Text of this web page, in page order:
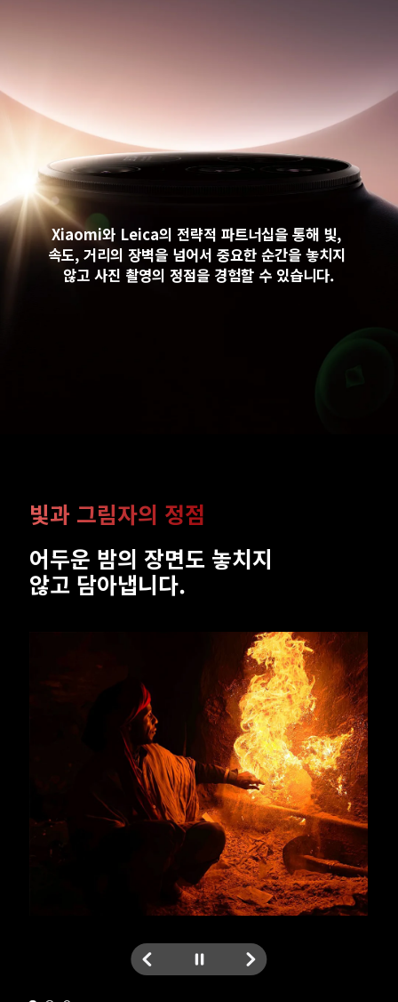
Xiaomi와 Leica의 전략적 파트너십을 통해 빛,
속도, 거리의 장벽을 넘어서 중요한 순간을 놓치지
어두운 밤의 장면도 놓치지
않고 담아냅니다.
고정시킵니다.